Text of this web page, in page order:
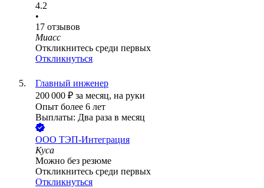
4.2
•
17 отзывов
Миасс
Откликнитесь среди первых
Откликнуться
Главный инженер
200 000 ₽ за месяц, на руки
Опыт более 6 лет
Выплаты: Два раза в месяц
ООО ТЭП-Интеграция
Куса
Можно без резюме
Откликнитесь среди первых
Откликнуться